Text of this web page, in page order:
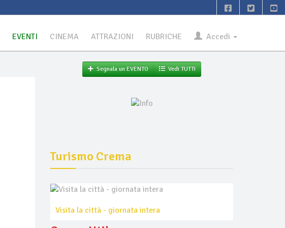
EVENTI CINEMA ATTRAZIONI RUBRICHE Accedi
Segnala un EVENTO Vedi TUTTI
Turismo Crema
Visita la città - giornata intera